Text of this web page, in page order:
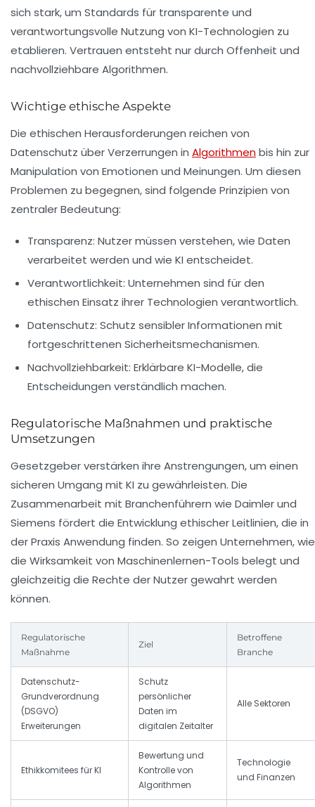
sich stark, um Standards für transparente und
verantwortungsvolle Nutzung von KI-Technologien zu
etablieren. Vertrauen entsteht nur durch Offenheit und
nachvollziehbare Algorithmen.
Wichtige ethische Aspekte
Die ethischen Herausforderungen reichen von
Datenschutz über Verzerrungen in Algorithmenbis hin zur
Manipulation von Emotionen und Meinungen. Um diesen
Problemen zu begegnen, sind folgende Prinzipien von
zentraler Bedeutung:
Transparenz: Nutzer müssen verstehen, wie Daten
verarbeitet werden und wie KI entscheidet.
Verantwortlichkeit: Unternehmen sind für den
ethischen Einsatz ihrer Technologien verantwortlich.
Datenschutz: Schutz sensibler Informationen mit
fortgeschrittenen Sicherheitsmechanismen.
Nachvollziehbarkeit: Erklärbare KI-Modelle, die
Entscheidungen verständlich machen.
Regulatorische Maßnahmen und praktische
Umsetzungen
Gesetzgeber verstärken ihre Anstrengungen, um einen
sicheren Umgang mit KI zu gewährleisten. Die
Zusammenarbeit mit Branchenführern wie Daimlerund
Siemens fördert die Entwicklung ethischer Leitlinien, die in
der Praxis Anwendung finden. So zeigen Unternehmen, wie
die Wirksamkeit von Maschinenlernen-Tools belegt und
gleichzeitig die Rechte der Nutzer gewahrt werden
können.
Regulatorische
Maßnahme
Ziel
Betroffene
Branche
Datenschutz-
Grundverordnung
(DSGVO)
Erweiterungen
Schutz
persönlicher
Daten im
digitalen Zeitalter
Alle Sektoren
Ethikkomitees für KI
Bewertung und
Kontrolle von
Algorithmen
Technologie
und Finanzen